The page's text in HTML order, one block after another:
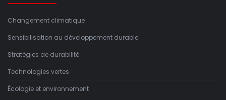
Changement climatique
Sensibilisation au développement durable
Stratégies de durabilité
Technologies vertes
Écologie et environnement